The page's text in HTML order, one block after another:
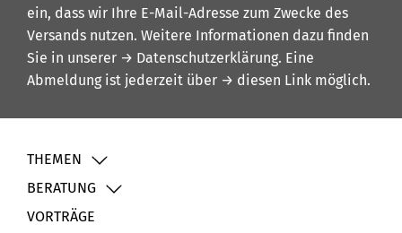
ein, dass wir Ihre E-Mail-Adresse zum Zwecke des
Versands nutzen. Weitere Informationen dazu finden
Sie in unserer → Datenschutzerklärung. Eine
Abmeldung ist jederzeit über → diesen Link möglich.
THEMEN
BERATUNG
VORTRÄGE